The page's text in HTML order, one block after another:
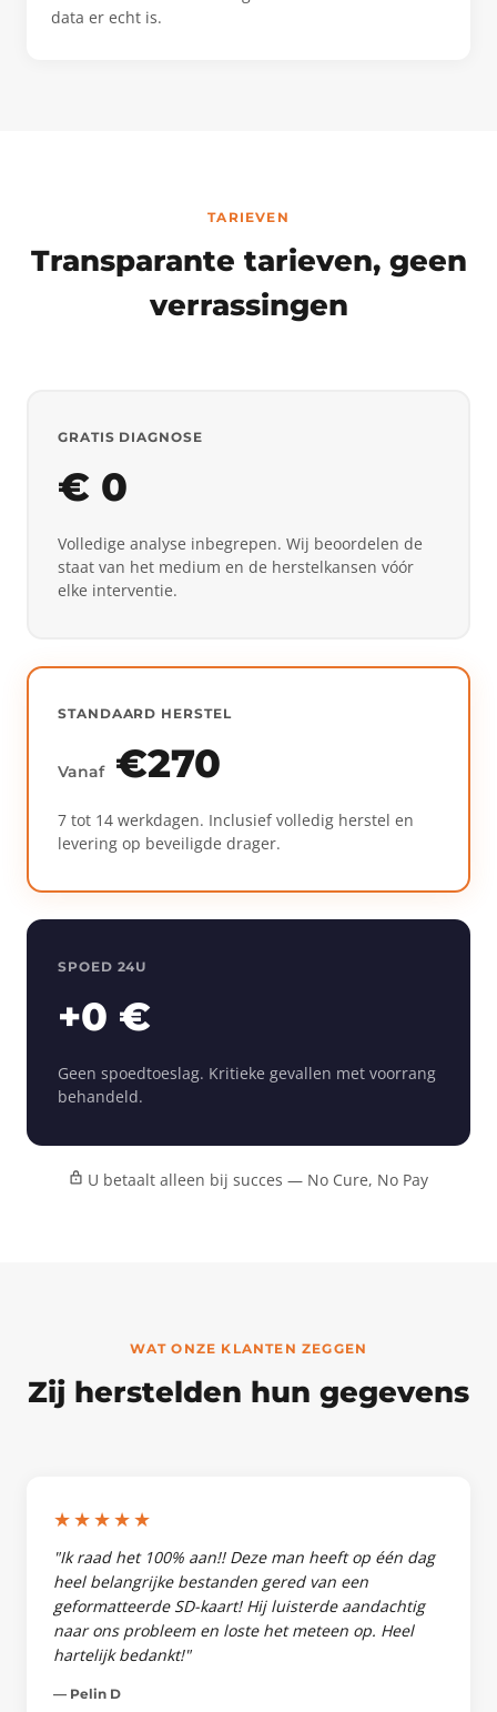
data er echt is.
TARIEVEN
Transparante tarieven, geen
verrassingen
GRATIS DIAGNOSE
€ 0
Volledige analyse inbegrepen. Wij beoordelen de
staat van het medium en de herstelkansen vóór
elke interventie.
STANDAARD HERSTEL
Vanaf€270
7 tot 14 werkdagen. Inclusief volledig herstel en
levering op beveiligde drager.
SPOED 24U
+0 €
Geen spoedtoeslag. Kritieke gevallen met voorrang
behandeld.
U betaalt alleen bij succes — No Cure, No Pay
WAT ONZE KLANTEN ZEGGEN
Zij herstelden hun gegevens
★★★★★
"Ik raad het 100% aan!! Deze man heeft op één dag
heel belangrijke bestanden gered van een
geformatteerde SD-kaart! Hij luisterde aandachtig
naar ons probleem en loste het meteen op. Heel
hartelijk bedankt!"
— Pelin D